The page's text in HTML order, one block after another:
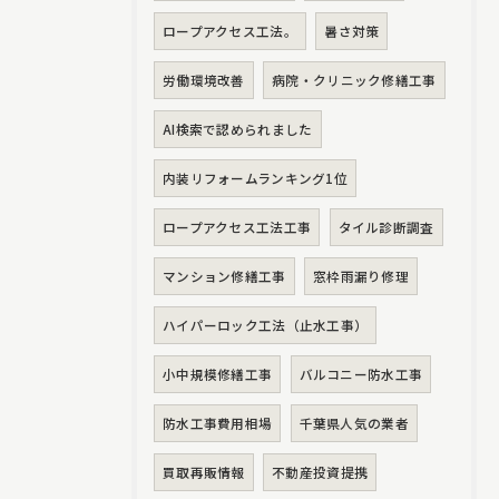
ロープアクセス工法。 暑さ対策
労働環境改善 病院・クリニック修繕工事
AI検索で認められました
内装リフォームランキング1位
ロープアクセス工法工事 タイル診断調査
マンション修繕工事 窓枠雨漏り修理
ハイパーロック工法（止水工事）
小中規模修繕工事 バルコニー防水工事
防水工事費用相場 千葉県人気の業者
買取再販情報 不動産投資提携